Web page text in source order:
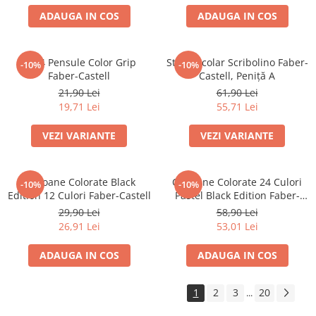
FoarfeciADAUGA IN COS ADAUGA IN COS
-10%
Set 4 Pensule Color Grip
Faber-Castell
21,90 Lei
19,71 Lei
VEZI VARIANTE
-10%
Stilou Școlar Scribolino Faber-
Castell, Peniță A
61,90 Lei
55,71 Lei
VEZI VARIANTE
-10%
Creioane Colorate Black
Edition 12 Culori Faber-Castell
29,90 Lei
26,91 Lei
ADAUGA IN COS
-10%
Creioane Colorate 24 Culori
Pastel Black Edition Faber-
Castell
58,90 Lei
53,01 Lei
ADAUGA IN COS
1 2 3 ... 20